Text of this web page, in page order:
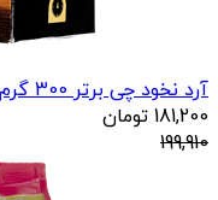
آرد نخود چی برتر 300 گرم
181,200 تومان
199,910